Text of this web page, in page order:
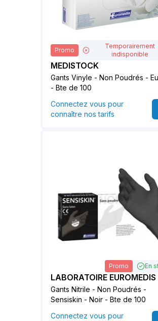
Promo
Temporairement
indisponible
MEDISTOCK
Gants Vinyle - Non Poudrés -
- Bte de 100
Connectez vous pour
connaître nos tarifs
Promo En
LABORATOIRE EUROMEDIS
Gants Nitrile - Non Poudrés -
Sensiskin - Noir - Bte de 100
Connectez vous pour